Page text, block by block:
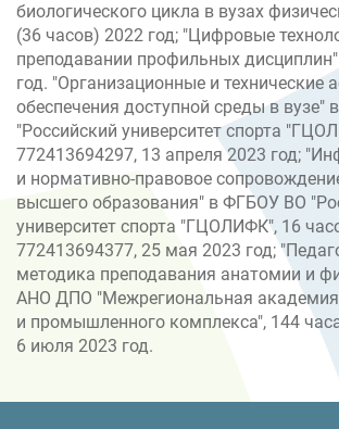
биологического цикла в вузах
(36 часов) 2022 год; "Цифровые
преподавании профильных
год. "Организационные и технические
обеспечения доступной среды в вузе"
"Российский университет спорта
772413694297, 13 апреля 2023 год;
и нормативно-правовое
высшего образования" в ФГБОУ ВО
университет спорта "ГЦОЛИФК", 16
772413694377, 25 мая 2023 год;
методика преподавания анатомии и
АНО ДПО "Межрегиональная академия
и промышленного комплекса", 144
6 июля 2023 год.